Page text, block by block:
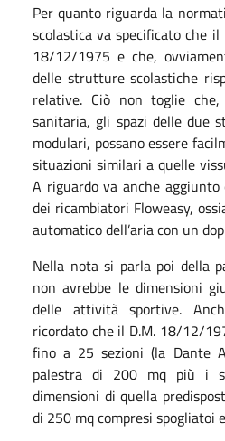
Per quanto riguarda la
scolastica va specificato che
18/12/1975 e che,
delle strutture scolastiche
relative. Ciò non toglie
sanitaria, gli spazi delle due
modulari, possano essere
situazioni similari a quelle
A riguardo va anche
dei ricambiatori Floweasy,
automatico dell’aria con un
Nella nota si parla poi della
non avrebbe le dimensioni
delle attività sportive.
ricordato che il D.M. 18/12/
fino a 25 sezioni (la Dante
palestra di 200 mq più i
dimensioni di quella
di 250 mq compresi spogliatoi